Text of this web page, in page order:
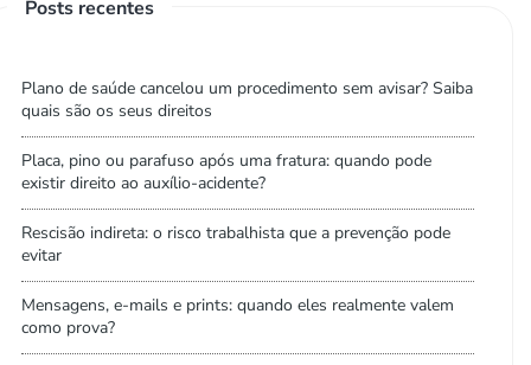
Posts recentes
Plano de saúde cancelou um procedimento sem avisar? Saiba
quais são os seus direitos
Placa, pino ou parafuso após uma fratura: quando pode
existir direito ao auxílio-acidente?
Rescisão indireta: o risco trabalhista que a prevenção pode
evitar
Mensagens, e-mails e prints: quando eles realmente valem
como prova?